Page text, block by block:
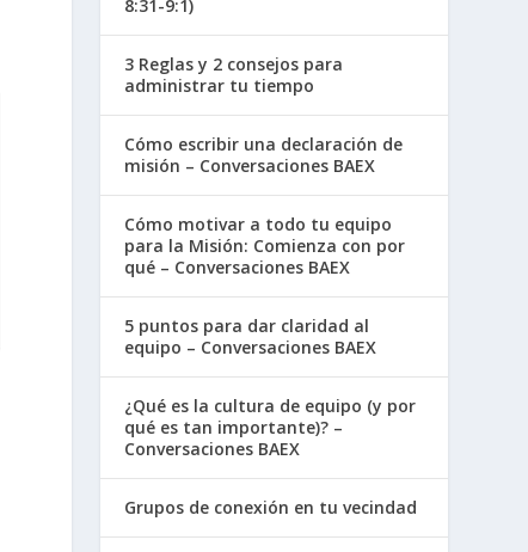
8:31-9:1)
3 Reglas y 2 consejos para
administrar tu tiempo
Cómo escribir una declaración de
misión – Conversaciones BAEX
Cómo motivar a todo tu equipo
para la Misión: Comienza con por
qué – Conversaciones BAEX
5 puntos para dar claridad al
equipo – Conversaciones BAEX
¿Qué es la cultura de equipo (y por
qué es tan importante)? –
Conversaciones BAEX
Grupos de conexión en tu vecindad